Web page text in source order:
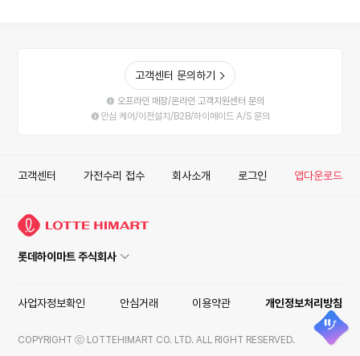
고객센터 문의하기
오프라인 매장/온라인 고객지원센터 문의
안심 케어/이전설치/B2B/하이메이드 A/S 문의
고객센터 가전수리 접수 회사소개 로그인 앱다운로드
롯데하이마트 주식회사
사업자정보확인 안심거래 이용약관 개인정보처리방침
COPYRIGHT ⓒ LOTTEHIMART CO. LTD. ALL RIGHT RESERVED.